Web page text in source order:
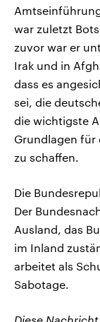
war zuletzt
zuvor war er
Irak und in
dass es
sei, die
die wichtigste
Grundlagen für
zu schaffen.
Die
Der
Ausland, das
im Inland
arbeitet als
Sabotage.